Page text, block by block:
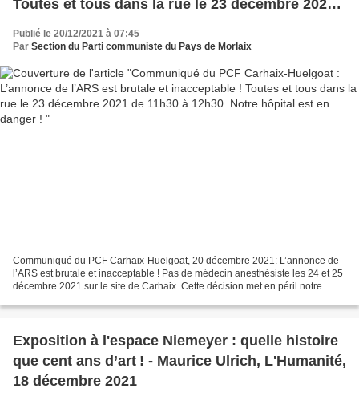
Toutes et tous dans la rue le 23 décembre 2021
Publié le 20/12/2021 à 07:45
Par Section du Parti communiste du Pays de Morlaix
Communiqué du PCF Carhaix-Huelgoat, 20 décembre 2021: L’annonce de
l’ARS est brutale et inacceptable ! Pas de médecin anesthésiste les 24 et 25
décembre 2021 sur le site de Carhaix. Cette décision met en péril notre
Exposition à l'espace Niemeyer : quelle histoire
que cent ans d’art ! - Maurice Ulrich, L'Humanité,
18 décembre 2021